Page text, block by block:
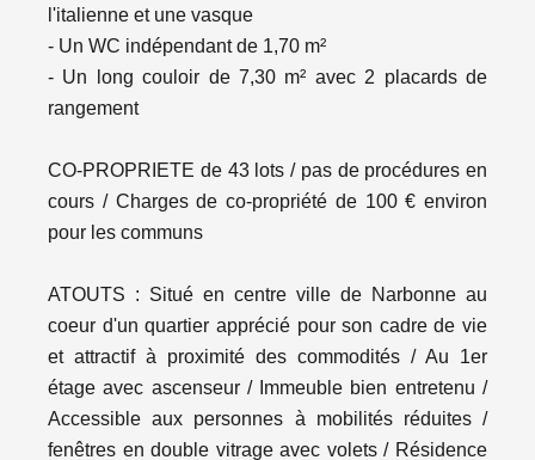
l'italienne et une vasque
- Un WC indépendant de 1,70 m²
- Un long couloir de 7,30 m² avec 2 placards de
rangement
CO-PROPRIETE de 43 lots / pas de procédures en
cours / Charges de co-propriété de 100 € environ
pour les communs
ATOUTS : Situé en centre ville de Narbonne au
coeur d'un quartier apprécié pour son cadre de vie
et attractif à proximité des commodités / Au 1er
étage avec ascenseur / Immeuble bien entretenu /
Accessible aux personnes à mobilités réduites /
fenêtres en double vitrage avec volets / Résidence